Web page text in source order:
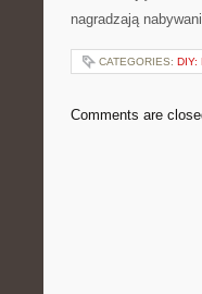
nagradzają
CATEGORIES: DIY:
Comments are